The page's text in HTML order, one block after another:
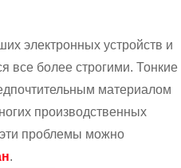
электронных устройств и
все более строгими. Тонкие
материалом
производственных
проблемы можно
.